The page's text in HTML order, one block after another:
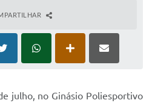
julho, no Ginásio Poliesportivo